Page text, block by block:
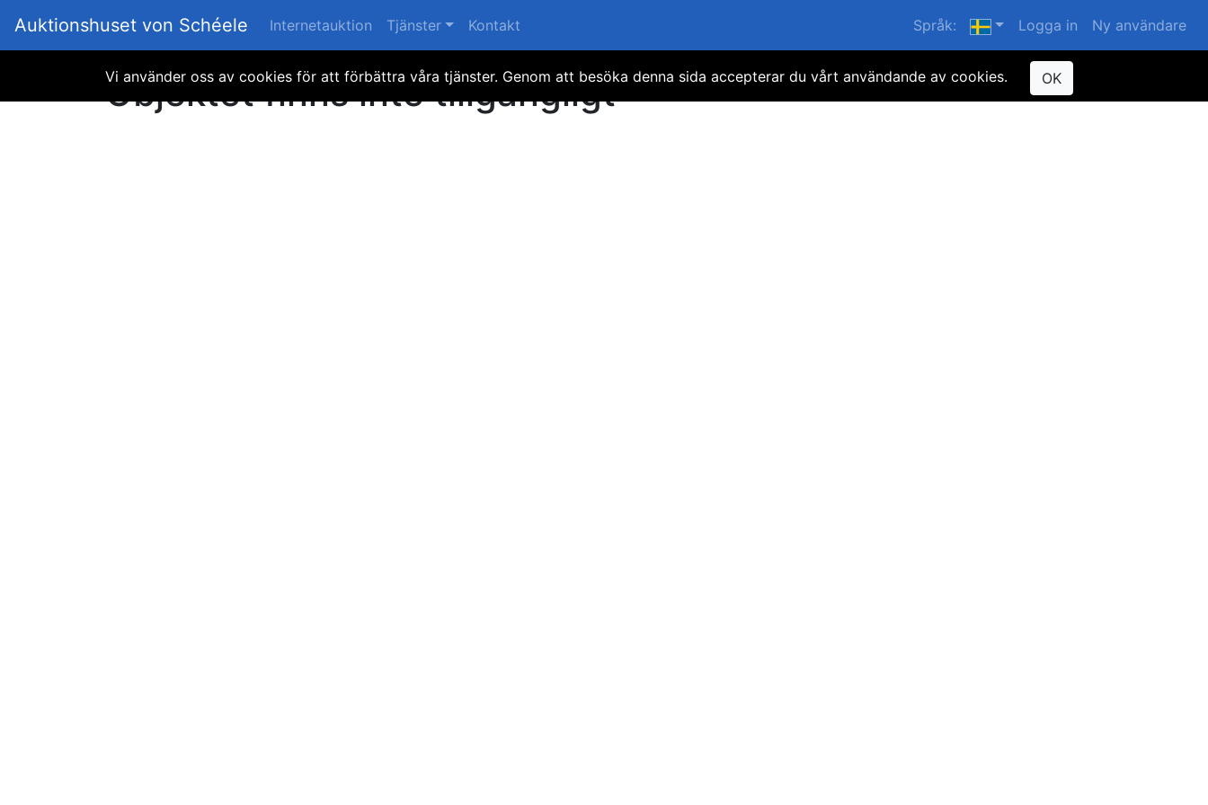
Auktionshuset von Schéele Internetauktion Tjänster Kontakt Språk: Logga in Ny användare
Objektet finns inte tillgängligt
Vi använder oss av cookies för att förbättra våra tjänster. Genom att besöka denna sida accepterar du vårt användande av cookies. OK